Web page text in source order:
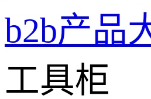
b2b产品
工具柜